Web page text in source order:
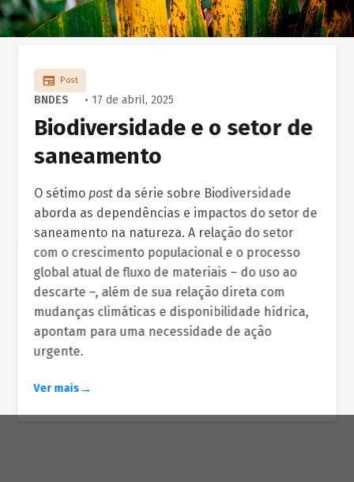
Post
BNDES • 17 de abril, 2025
Biodiversidade e o setor de
saneamento
O sétimo postda série sobre Biodiversidade
aborda as dependências e impactos do setor de
saneamento na natureza. A relação do setor
com o crescimento populacional e o processo
global atual de fluxo de materiais – do uso ao
descarte –, além de sua relação direta com
mudanças climáticas e disponibilidade hídrica,
apontam para uma necessidade de ação
urgente.
Ver mais